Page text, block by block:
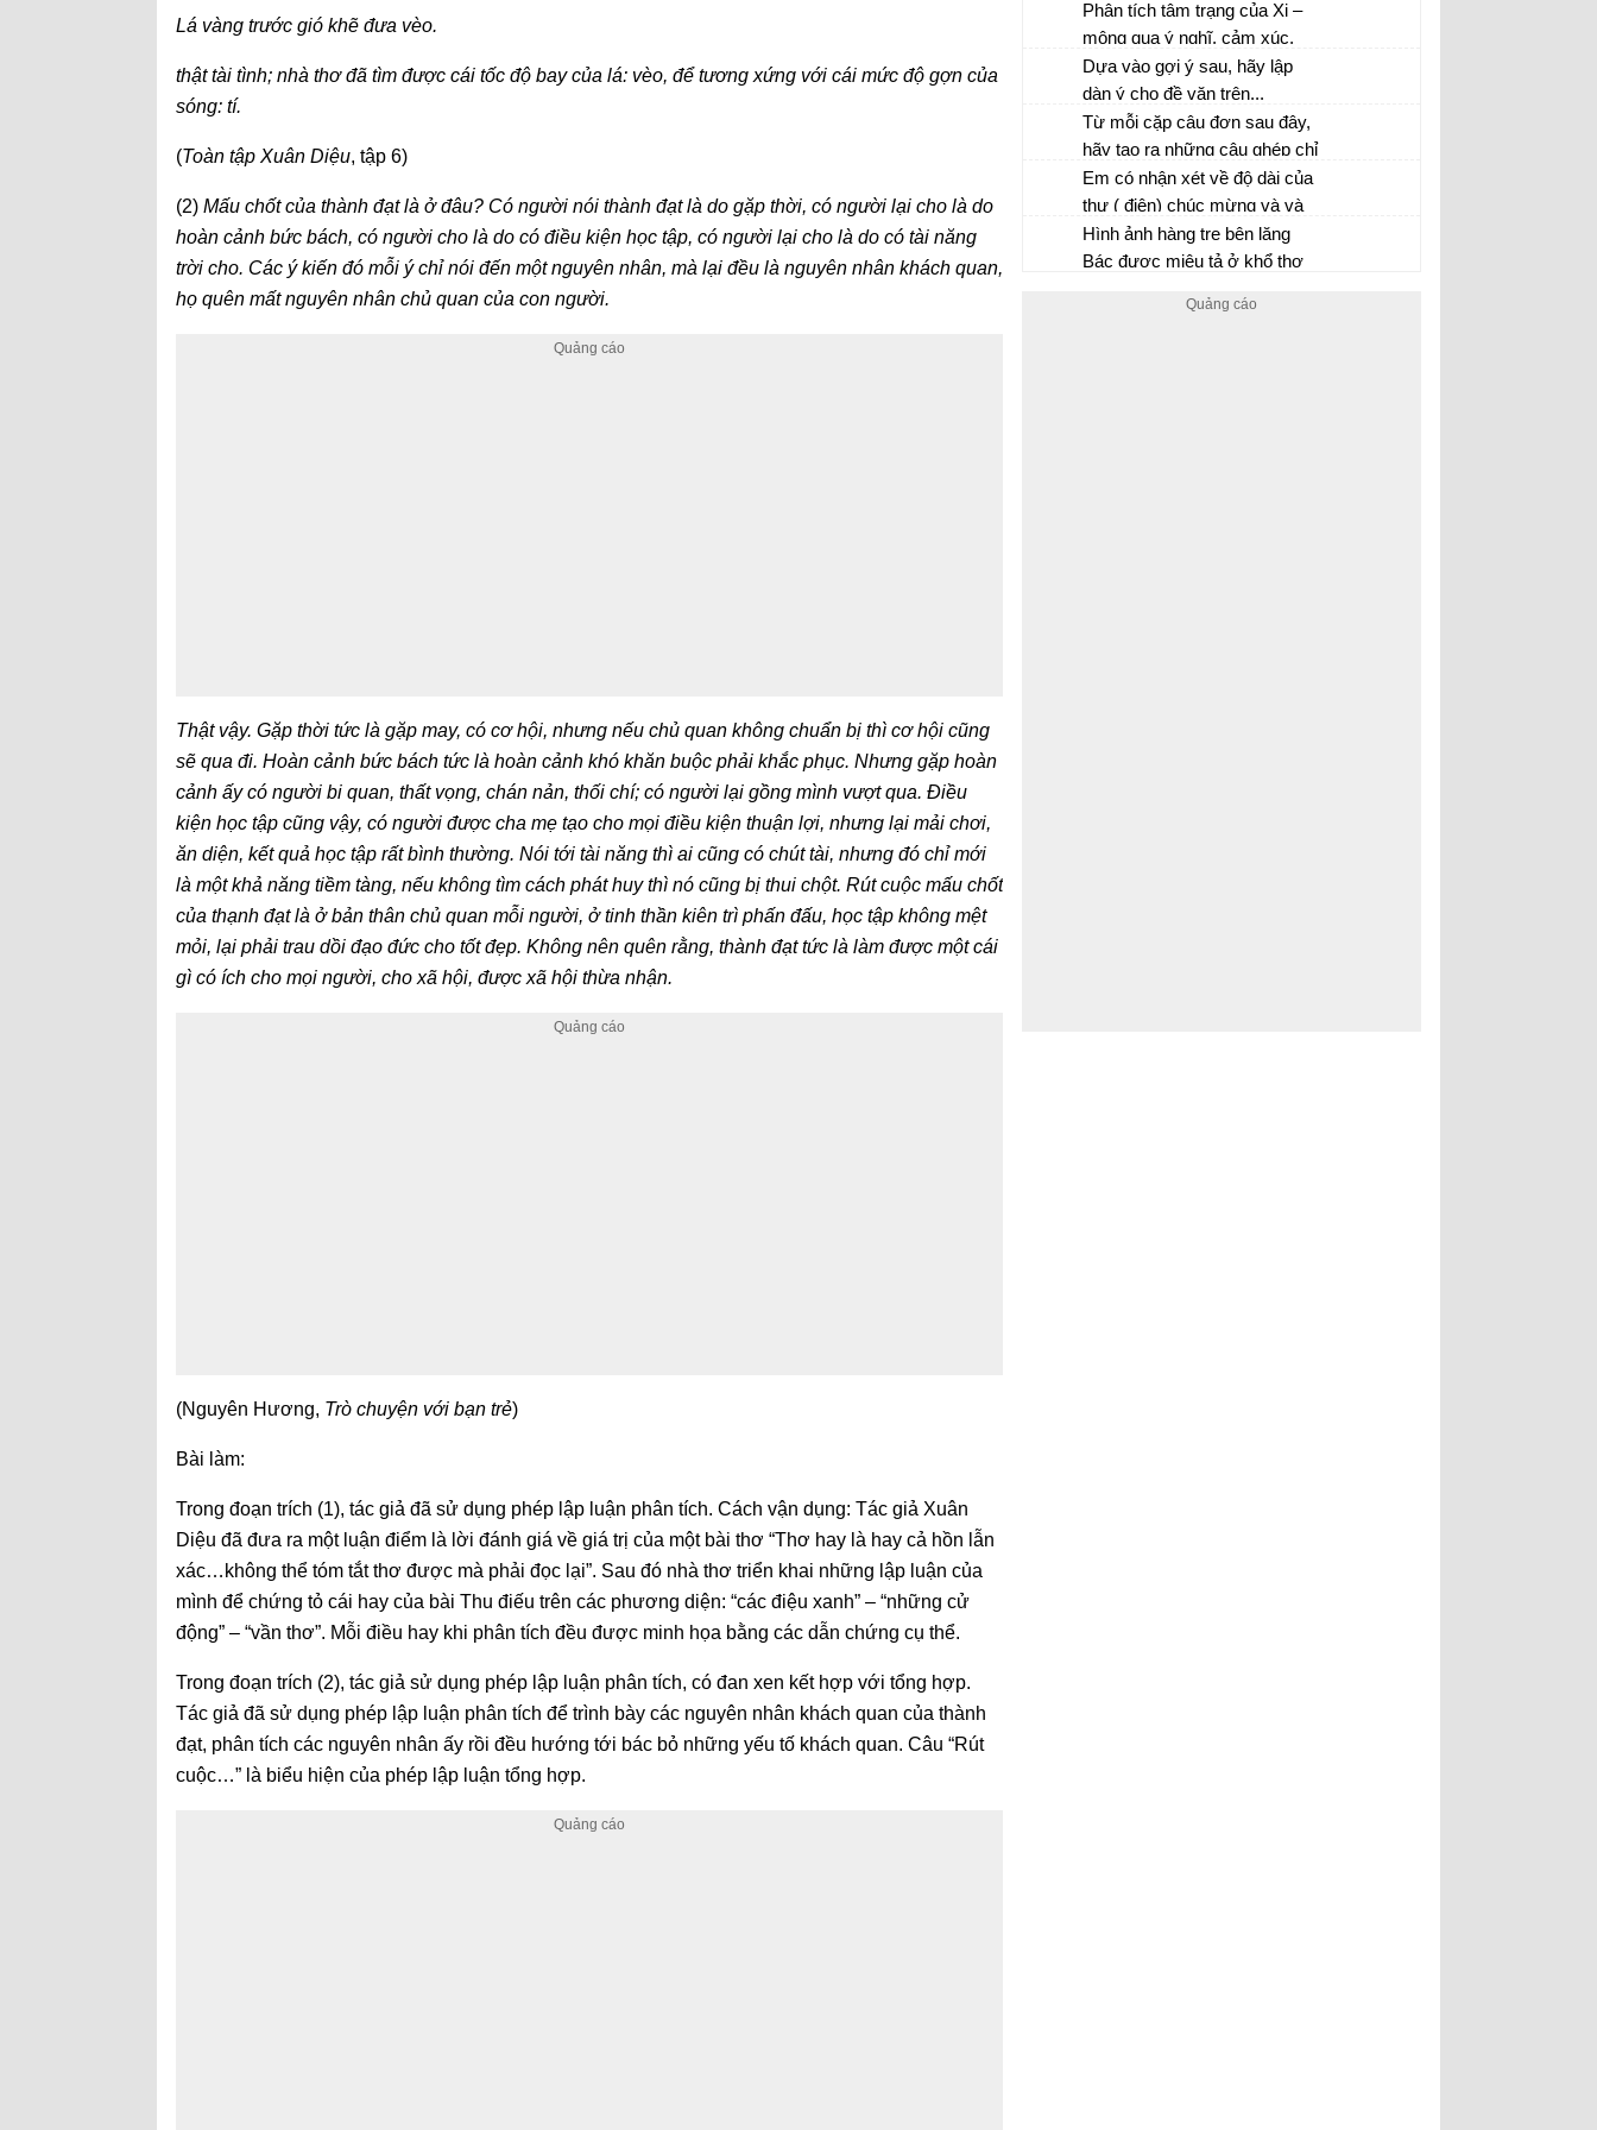
Lá vàng trước gió khẽ đưa vèo.
thật tài tình; nhà thơ đã tìm được cái tốc độ bay của lá: vèo, để tương xứng với cái mức độ gợn của
sóng: tí.
(Toàn tập Xuân Diệu, tập 6)
(2) Mấu chốt của thành đạt là ở đâu? Có người nói thành đạt là do gặp thời, có người lại cho là do
hoàn cảnh bức bách, có người cho là do có điều kiện học tập, có người lại cho là do có tài năng
trời cho. Các ý kiến đó mỗi ý chỉ nói đến một nguyên nhân, mà lại đều là nguyên nhân khách quan,
họ quên mất nguyên nhân chủ quan của con người.
Thật vậy. Gặp thời tức là gặp may, có cơ hội, nhưng nếu chủ quan không chuẩn bị thì cơ hội cũng
sẽ qua đi. Hoàn cảnh bức bách tức là hoàn cảnh khó khăn buộc phải khắc phục. Nhưng gặp hoàn
cảnh ấy có người bi quan, thất vọng, chán nản, thối chí; có người lại gồng mình vượt qua. Điều
kiện học tập cũng vậy, có người được cha mẹ tạo cho mọi điều kiện thuận lợi, nhưng lại mải chơi,
ăn diện, kết quả học tập rất bình thường. Nói tới tài năng thì ai cũng có chút tài, nhưng đó chỉ mới
là một khả năng tiềm tàng, nếu không tìm cách phát huy thì nó cũng bị thui chột. Rút cuộc mấu chốt
của thạnh đạt là ở bản thân chủ quan mỗi người, ở tinh thần kiên trì phấn đấu, học tập không mệt
mỏi, lại phải trau dồi đạo đức cho tốt đẹp. Không nên quên rằng, thành đạt tức là làm được một cái
gì có ích cho mọi người, cho xã hội, được xã hội thừa nhận.
(Nguyên Hương, Trò chuyện với bạn trẻ)
Bài làm:
Trong đoạn trích (1), tác giả đã sử dụng phép lập luận phân tích. Cách vận dụng: Tác giả Xuân
Diệu đã đưa ra một luận điểm là lời đánh giá về giá trị của một bài thơ “Thơ hay là hay cả hồn lẫn
xác…không thể tóm tắt thơ được mà phải đọc lại”. Sau đó nhà thơ triển khai những lập luận của
mình để chứng tỏ cái hay của bài Thu điếu trên các phương diện: “các điệu xanh” – “những cử
động” – “vần thơ”. Mỗi điều hay khi phân tích đều được minh họa bằng các dẫn chứng cụ thể.
Trong đoạn trích (2), tác giả sử dụng phép lập luận phân tích, có đan xen kết hợp với tổng hợp.
Tác giả đã sử dụng phép lập luận phân tích để trình bày các nguyên nhân khách quan của thành
đạt, phân tích các nguyên nhân ấy rồi đều hướng tới bác bỏ những yếu tố khách quan. Câu “Rút
cuộc…” là biểu hiện của phép lập luận tổng hợp.
mình rút ra được sau khi học
văn bản Rô – bin – xơn ngoài
đảo hoang. Trong đoạn văn có
sử dụng cụm danh từ, cụm
động từ hoặc cụm tính từ.
Phân tích tâm trạng của Xi –
mông qua ý nghĩ, cảm xúc,
hành động và lời nói của nhân
vật trong văn bản.
Dựa vào gợi ý sau, hãy lập
dàn ý cho đề văn trên...
Từ mỗi cặp câu đơn sau đây,
hãy tạo ra những câu ghép chỉ
các kiểu quan hệ nguyên
nhân, điều kiện, tương phản,
nhượng bộ
Em có nhận xét về độ dài của
thư ( điện) chúc mừng và và
thư (điện) thăm hỏi?
Hình ảnh hàng tre bên lăng
Bác được miêu tả ở khổ thơ
làm nổi bật những nét nào của